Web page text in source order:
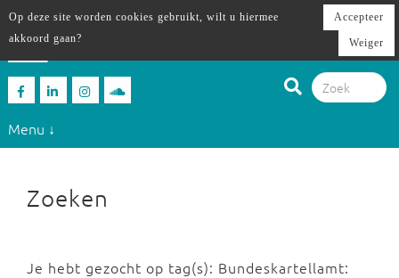
Menu ↓
Zoeken
Je hebt gezocht op tag(s): Bundeskartellamt:
Op deze site worden cookies gebruikt, wilt u hiermee
akkoord gaan?
Accepteer
Weiger